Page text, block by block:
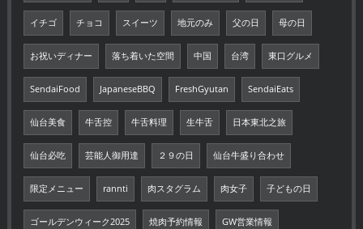
イチゴ チョコ スイーツ 地元のみ 父の日 母の日
お祝いディナー 落ち着いた空間 中国 台湾 東口グルメ
SendaiFood JapaneseBBQ FreshGyutan SendaiEats
仙台美食 牛舌控 牛舌料理 生牛舌 日本東北之旅
仙台必吃 芸能人御用達 ２９の日 仙台牛盛り合わせ
限定メニュー rannti 肉スタグラム 肉女子 子どもの日
ゴールデンウィーク2025 焼肉予約情報 GW営業情報